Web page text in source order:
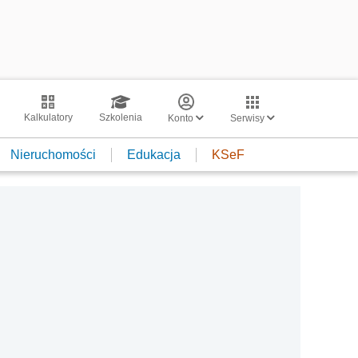
Kalkulatory Szkolenia Konto Serwisy
Nieruchomości Edukacja KSeF